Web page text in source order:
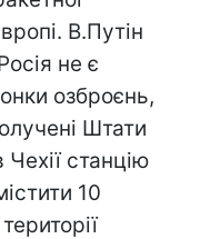
В.Путін
не є
озброєнь,
Штати
станцію
10